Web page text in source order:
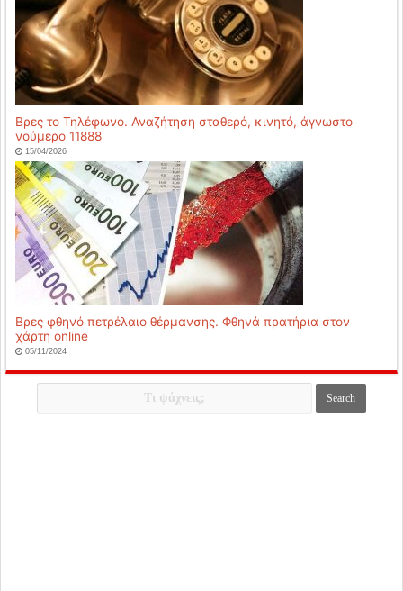
Βρες το Τηλέφωνο. Αναζήτηση σταθερό, κινητό, άγνωστο
νούμερο 11888
15/04/2026
Βρες φθηνό πετρέλαιο θέρμανσης. Φθηνά πρατήρια στον
χάρτη online
05/11/2024